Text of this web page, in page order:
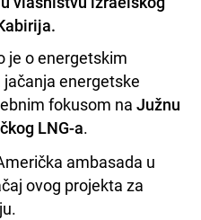
je o energetskim
energetske
fokusom na Južnu
LNG-a.
ambasada u
ovog projekta za